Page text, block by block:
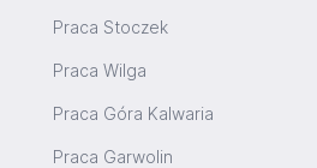
Praca Stoczek
Praca Wilga
Praca Góra Kalwaria
Praca Garwolin